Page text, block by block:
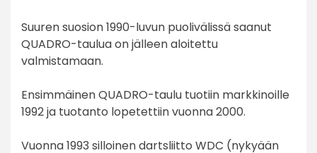
Suuren suosion 1990-luvun puolivälissä saanut
QUADRO-taulua on jälleen aloitettu
valmistamaan.
Ensimmäinen QUADRO-taulu tuotiin markkinoille
1992 ja tuotanto lopetettiin vuonna 2000.
Vuonna 1993 silloinen dartsliitto WDC (nykyään